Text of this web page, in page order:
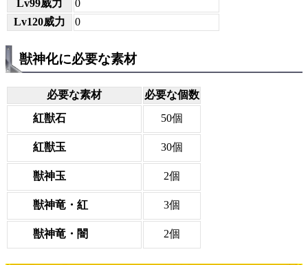
Lv99威力
0
Lv120威力
0
獣神化に必要な素材
必要な素材
必要な個数
紅獣石
50個
紅獣玉 30個
獣神玉 2個
獣神竜・紅 3個
獣神竜・闇 2個